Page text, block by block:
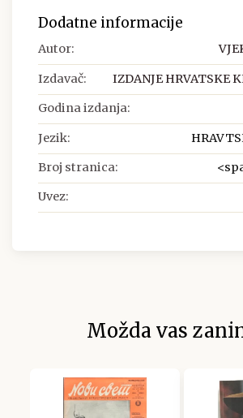
Dodatne informacije
Autor:
Izdavač: IZDANJE HRVATSKE
Godina izdanja:
Jezik:
Broj stranica:
Uvez:
Možda vas